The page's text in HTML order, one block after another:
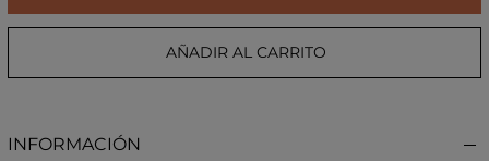
AÑADIR AL CARRITO
INFORMACIÓN